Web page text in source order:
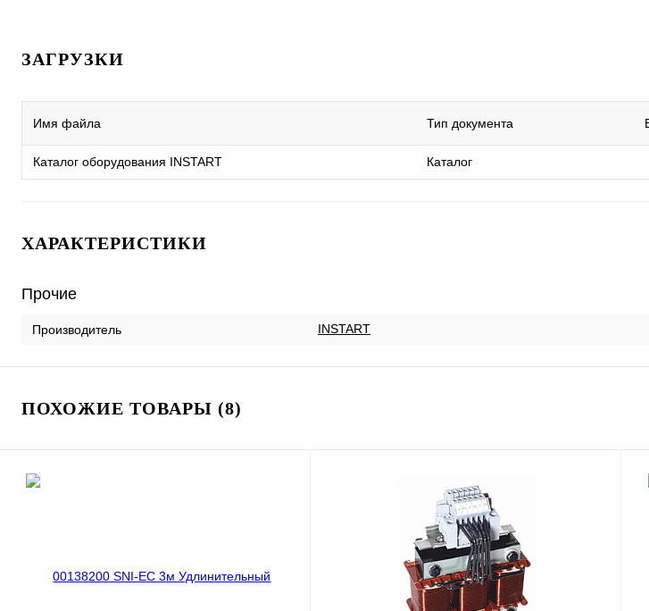
ЗАГРУЗКИ
Имя файла Тип документа
Каталог оборудования INSTART Каталог
ХАРАКТЕРИСТИКИ
Прочие
Производитель INSTART
ПОХОЖИЕ ТОВАРЫ (8)